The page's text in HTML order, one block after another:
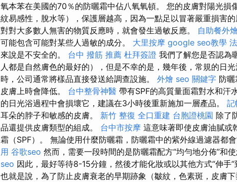
氧本苯在美國的70％的防曬霜中佔八氧氧頓。 您的皮膚對陽光損
紋易感性，脫水等），保護層越高，因為一點足以冒著嚴重損害的
對對大多數人無害的物質反應時，就會發生過敏反應。 自助餐外燴
可能包含可能對某些人過敏的成分。 大里按摩 google seo教學
來說是不安全的。 台中 撥筋 推薦 杜拜簽證 我們了解您是否認為
人都是自然膚色的最好的），但是不幸的是，幾年後，常規的日
時，公司通常將樣品直接發送給調查設施。 外燴 seo 關鍵字 防
皮膚上時會降低。 台中整骨神醫 帶有SPF的高質量面霜對水和汗
的日光浴過程中會損壞它，建議在3小時後重新施加一層產品。 記
耳朵的脖子和敏感的皮膚。 新竹 整復 全口重建 台胞證桃園 除了
品還提供皮膚類型的組成。 台中市按摩 這意味著即使皮膚油膩或
霜（SPF）。 無論使用什麼防曬霜，防曬霜中的紫外線過濾器都會
用 谷歌seo 然而，需要一段時間的是防曬霜配方“均勻地分佈”和
seo 因此，最好等待8-15分鐘，然後才能化妝或以其他方式“伸手”
也就是說，為了防止皮膚衰老的早期跡象（皺紋，色素斑，皮膚